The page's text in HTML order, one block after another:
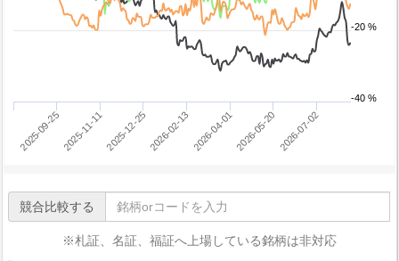
2025-09-25 2025-11-11 2025-12-25 2026-02-13 2026-04-012026-05-20 2026-07-02
-40 %
-20 %
競合比較する
※札証、名証、福証へ上場している銘柄は非対応